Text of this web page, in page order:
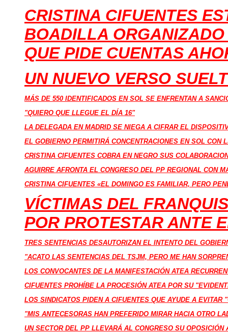
CRISTINA CIFUENTES
BOADILLA ORGANIZADO
QUE PIDE CUENTAS
UN NUEVO VERSO
MÁS DE 550 IDENTIFICADOS EN SOL SE ENFRENTAN A
"QUIERO QUE LLEGUE EL DÍA 16"
LA DELEGADA EN MADRID SE NIEGA A CIFRAR EL
EL GOBIERNO PERMITIRÁ CONCENTRACIONES EN SOL CON
CRISTINA CIFUENTES COBRA EN NEGRO SUS
AGUIRRE AFRONTA EL CONGRESO DEL PP REGIONAL CON
CRISTINA CIFUENTES «EL DOMINGO ES FAMILIAR, PERO
VÍCTIMAS DEL
POR PROTESTAR ANTE
TRES SENTENCIAS DESAUTORIZAN EL INTENTO DEL
"ACATO LAS SENTENCIAS DEL TSJM, PERO ME HAN
LOS CONVOCANTES DE LA MANIFESTACIÓN ATEA
CIFUENTES PROHÍBE LA PROCESIÓN ATEA POR SU
LOS SINDICATOS PIDEN A CIFUENTES QUE AYUDE A EVITAR
"MIS ANTECESORAS HAN PREFERIDO MIRAR HACIA OTRO
UN SECTOR DEL PP LLEVARÁ AL CONGRESO SU OPOSICIÓN